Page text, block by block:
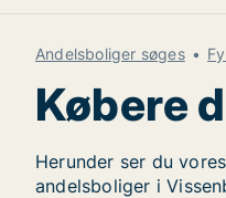
Andelsboliger søges
Købere
Herunder ser du
andelsboliger i